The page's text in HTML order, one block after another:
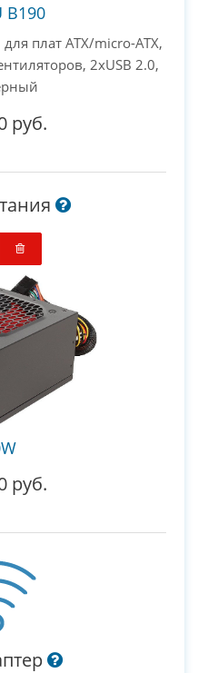
B190
плат ATX/micro-ATX,
2xUSB 2.0,
руб.
руб.